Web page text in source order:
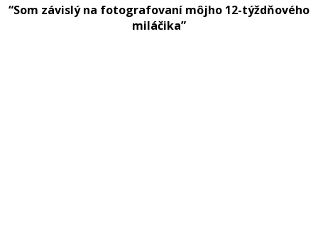
“Som závislý na fotografovaní môjho 12-týždňového
miláčika”